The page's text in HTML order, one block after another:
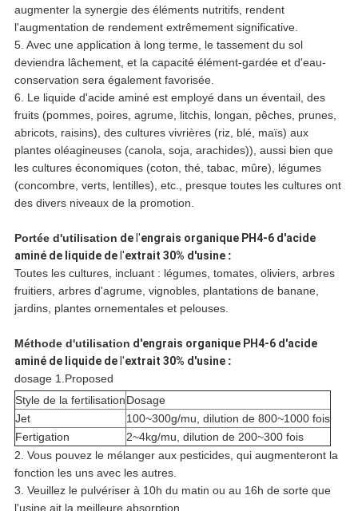
augmenter la synergie des éléments nutritifs, rendent
l'augmentation de rendement extrêmement significative.
5. Avec une application à long terme, le tassement du sol
deviendra lâchement, et la capacité élément-gardée et d'eau-
conservation sera également favorisée.
6. Le liquide d'acide aminé est employé dans un éventail, des
fruits (pommes, poires, agrume, litchis, longan, pêches, prunes,
abricots, raisins), des cultures vivrières (riz, blé, maïs) aux
plantes oléagineuses (canola, soja, arachides)), aussi bien que
les cultures économiques (coton, thé, tabac, mûre), légumes
(concombre, verts, lentilles), etc., presque toutes les cultures ont
des divers niveaux de la promotion.
Portée d'utilisation del'engrais organique PH4-6 d'acide
aminé de liquide del'extrait 30% d'usine :
Toutes les cultures, incluant : légumes, tomates, oliviers, arbres
fruitiers, arbres d'agrume, vignobles, plantations de banane,
jardins, plantes ornementales et pelouses.
Méthode d'utilisation d'engrais organique PH4-6 d'acide
aminé de liquide del'extrait 30% d'usine :
dosage 1.Proposed
Style de la fertilisationDosage
Jet
100~300g/mu, dilution de 800~1000 fois
Fertigation
2~4kg/mu, dilution de 200~300 fois
2. Vous pouvez le mélanger aux pesticides, qui augmenteront la
fonction les uns avec les autres.
3. Veuillez le pulvériser à 10h du matin ou au 16h de sorte que
l'usine ait la meilleure absorption.